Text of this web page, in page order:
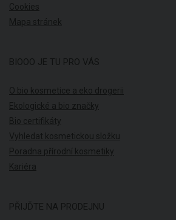
Cookies
Mapa stránek
BIOOO JE TU PRO VÁS
O bio kosmetice a eko drogerii
Ekologické a bio značky
Bio certifikáty
Vyhledat kosmetickou složku
Poradna přírodní kosmetiky
Kariéra
PŘIJĎTE NA PRODEJNU